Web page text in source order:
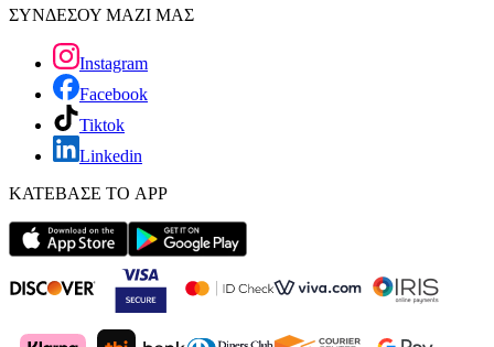
ΣΥΝΔΕΣΟΥ ΜΑΖΙ ΜΑΣ
Instagram
Facebook
Tiktok
Linkedin
ΚΑΤΕΒΑΣΕ ΤΟ APP